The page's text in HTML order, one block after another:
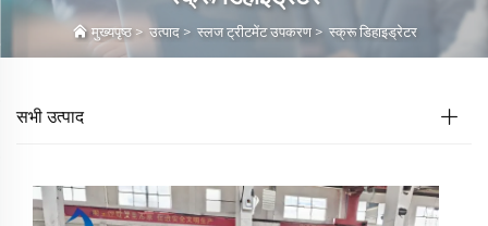
मुख्यपृष्ठ> उत्पाद> स्लज ट्रीटमेंट उपकरण> स्क्रू डिहाइड्रेटर
सभी उत्पाद